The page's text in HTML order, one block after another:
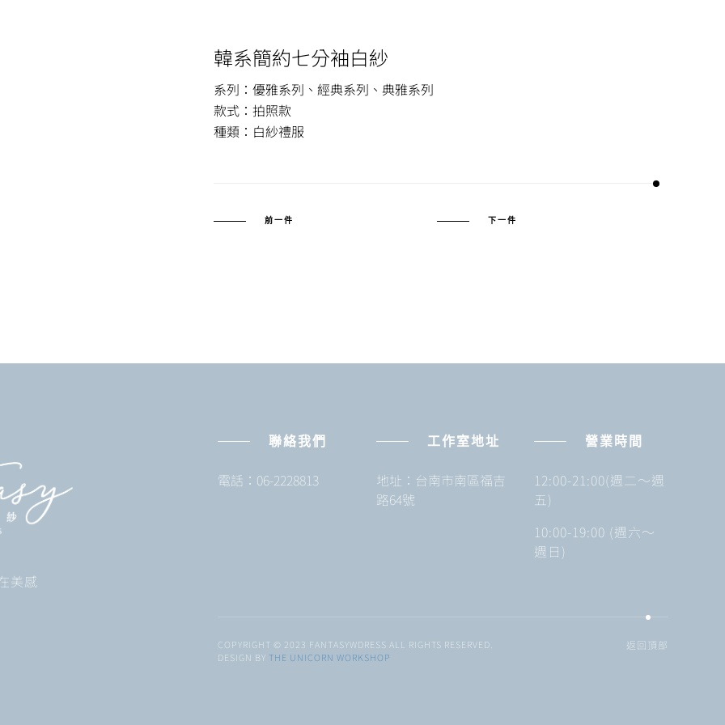
韓系簡約七分袖白紗
系列：優雅系列、經典系列、典雅系列
款式：拍照款
種類：白紗禮服
前一件 下一件
美感
聯絡我們
電話：06-2228813
工作室地址
地址：台南市南區福吉
路64號
營業時間
12:00-21:00(週二～週
五)
10:00-19:00 (週六～
週日)
COPYRIGHT © 2023 FANTASYWDRESS ALL RIGHTS RESERVED.
DESIGN BY THE UNICORN WORKSHOP
返回頂部